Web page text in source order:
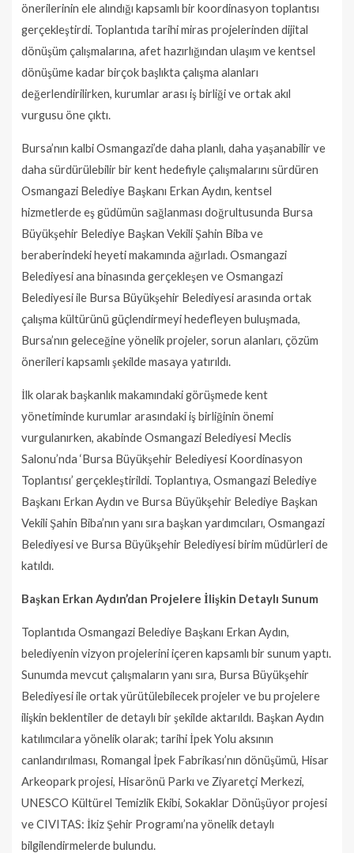
önerilerinin ele alındığı kapsamlı bir koordinasyon toplantısı
gerçekleştirdi. Toplantıda tarihi miras projelerinden dijital
dönüşüm çalışmalarına, afet hazırlığından ulaşım ve kentsel
dönüşüme kadar birçok başlıkta çalışma alanları
değerlendirilirken, kurumlar arası iş birliği ve ortak akıl
vurgusu öne çıktı.
Bursa’nın kalbi Osmangazi’de daha planlı, daha yaşanabilir ve
daha sürdürülebilir bir kent hedefiyle çalışmalarını sürdüren
Osmangazi Belediye Başkanı Erkan Aydın, kentsel
hizmetlerde eş güdümün sağlanması doğrultusunda Bursa
Büyükşehir Belediye Başkan Vekili Şahin Biba ve
beraberindeki heyeti makamında ağırladı. Osmangazi
Belediyesi ana binasında gerçekleşen ve Osmangazi
Belediyesi ile Bursa Büyükşehir Belediyesi arasında ortak
çalışma kültürünü güçlendirmeyi hedefleyen buluşmada,
Bursa’nın geleceğine yönelik projeler, sorun alanları, çözüm
önerileri kapsamlı şekilde masaya yatırıldı.
İlk olarak başkanlık makamındaki görüşmede kent
yönetiminde kurumlar arasındaki iş birliğinin önemi
vurgulanırken, akabinde Osmangazi Belediyesi Meclis
Salonu’nda ‘Bursa Büyükşehir Belediyesi Koordinasyon
Toplantısı’ gerçekleştirildi. Toplantıya, Osmangazi Belediye
Başkanı Erkan Aydın ve Bursa Büyükşehir Belediye Başkan
Vekili Şahin Biba’nın yanı sıra başkan yardımcıları, Osmangazi
Belediyesi ve Bursa Büyükşehir Belediyesi birim müdürleri de
katıldı.
Başkan Erkan Aydın’dan Projelere İlişkin Detaylı Sunum
Toplantıda Osmangazi Belediye Başkanı Erkan Aydın,
belediyenin vizyon projelerini içeren kapsamlı bir sunum yaptı.
Sunumda mevcut çalışmaların yanı sıra, Bursa Büyükşehir
Belediyesi ile ortak yürütülebilecek projeler ve bu projelere
ilişkin beklentiler de detaylı bir şekilde aktarıldı. Başkan Aydın
katılımcılara yönelik olarak; tarihi İpek Yolu aksının
canlandırılması, Romangal İpek Fabrikası’nın dönüşümü, Hisar
Arkeopark projesi, Hisarönü Parkı ve Ziyaretçi Merkezi,
UNESCO Kültürel Temizlik Ekibi, Sokaklar Dönüşüyor projesi
ve CIVITAS: İkiz Şehir Programı’na yönelik detaylı
bilgilendirmelerde bulundu.